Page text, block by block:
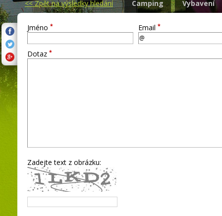
<<Zpět na výsledky hledání Camping Vybavení
Jméno * Email *
Dotaz *
Zadejte text z obrázku: